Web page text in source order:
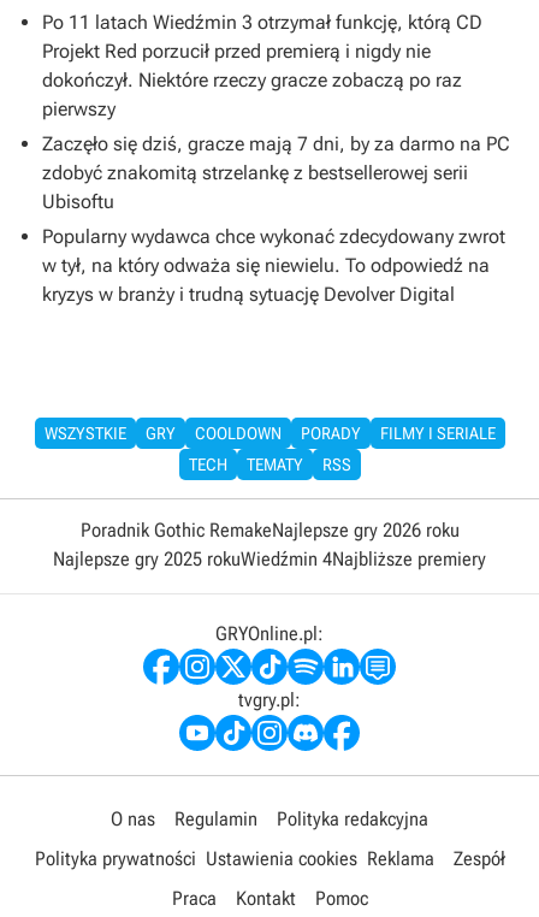
Po 11 latach Wiedźmin 3 otrzymał funkcję, którą CD
Projekt Red porzucił przed premierą i nigdy nie
dokończył. Niektóre rzeczy gracze zobaczą po raz
pierwszy
Zaczęło się dziś, gracze mają 7 dni, by za darmo na PC
zdobyć znakomitą strzelankę z bestsellerowej serii
Ubisoftu
Popularny wydawca chce wykonać zdecydowany zwrot
w tył, na który odważa się niewielu. To odpowiedź na
kryzys w branży i trudną sytuację Devolver Digital
WSZYSTKIE GRY COOLDOWN PORADY
FILMY I SERIALE
TECH
TEMATY RSS
Poradnik Gothic RemakeNajlepsze gry 2026 roku
Najlepsze gry 2025 rokuWiedźmin 4Najbliższe premiery
GRYOnline.pl:
tvgry.pl:
O nas Regulamin
Polityka redakcyjna
Polityka prywatności Ustawienia cookies Reklama
Zespół
Praca
Kontakt Pomoc